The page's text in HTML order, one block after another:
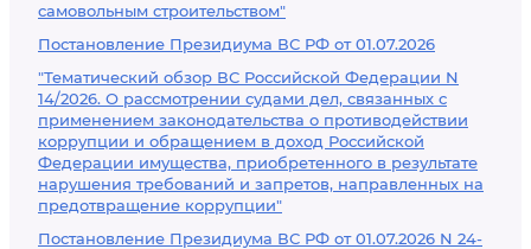
самовольным строительством"
Постановление Президиума ВС РФ от 01.07.2026
"Тематический обзор ВС Российской Федерации N
14/2026. О рассмотрении судами дел, связанных с
применением законодательства о противодействии
коррупции и обращением в доход Российской
Федерации имущества, приобретенного в результате
нарушения требований и запретов, направленных на
предотвращение коррупции"
Постановление Президиума ВС РФ от 01.07.2026 N 24-